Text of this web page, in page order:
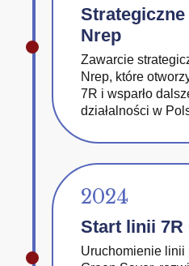
Nrep
Zawarcie
Nrep, które
7R i wsparło
działalności w
2024
Start linii 7R
Uruchomienie linii